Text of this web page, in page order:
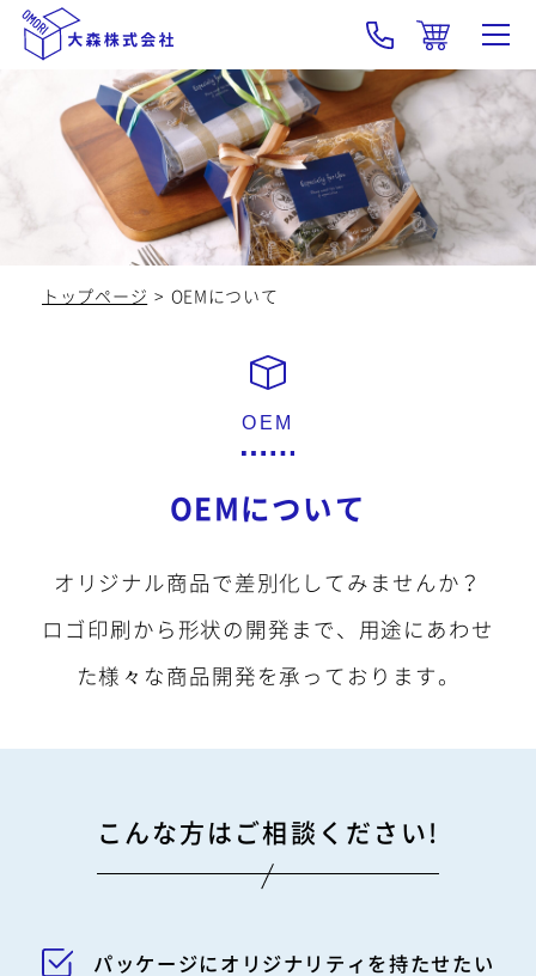
大森の強み･技術
製品紹介
OEM
TEL052-439-5951
052-439-5951
お問い合わせ・資料請求
トップページ OEMについて
OEMについて
オリジナル商品で差別化してみませんか？
ロゴ印刷から形状の開発まで、用途にあわせ
た様々な商品開発を承っております。
こんな方はご相談ください!
パッケージにオリジナリティを持たせたい